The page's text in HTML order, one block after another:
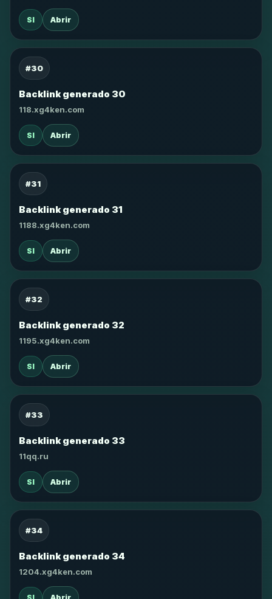
SI Abrir
#30
Backlink generado 30
118.xg4ken.com
SI Abrir
#31
Backlink generado 31
1188.xg4ken.com
SI Abrir
#32
Backlink generado 32
1195.xg4ken.com
SI Abrir
#33
Backlink generado 33
11qq.ru
SI Abrir
#34
Backlink generado 34
1204.xg4ken.com